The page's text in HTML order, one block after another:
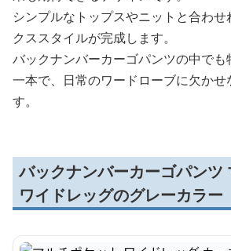
シンプルなトップスやニットと合わ
クススタイルが完成します。
バックナンバーカーゴパンツの中で
一本で、日常のワードローブに欠かせ
す。
バックナンバーカーゴパンツ
ワイドレッグのグレーカラー